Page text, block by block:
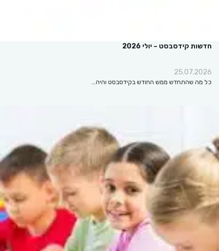
חדשות קידסבסט – יולי 2026
25.07.2026
כל מה שהתחדש ממש החודש בקידסבסט והיה…